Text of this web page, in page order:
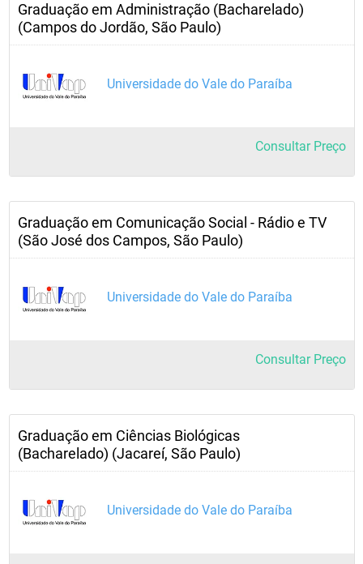
Graduação em Administração (Bacharelado)
(Campos do Jordão, São Paulo)
Universidade do Vale do Paraíba
Consultar Preço
Graduação em Comunicação Social - Rádio e TV
(São José dos Campos, São Paulo)
Universidade do Vale do Paraíba
Consultar Preço
Graduação em Ciências Biológicas
(Bacharelado) (Jacareí, São Paulo)
Universidade do Vale do Paraíba